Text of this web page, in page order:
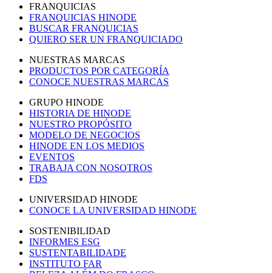
FRANQUICIAS
FRANQUICIAS HINODE
BUSCAR FRANQUICIAS
QUIERO SER UN FRANQUICIADO
NUESTRAS MARCAS
PRODUCTOS POR CATEGORÍA
CONOCE NUESTRAS MARCAS
GRUPO HINODE
HISTORIA DE HINODE
NUESTRO PROPÓSITO
MODELO DE NEGOCIOS
HINODE EN LOS MEDIOS
EVENTOS
TRABAJA CON NOSOTROS
FDS
UNIVERSIDAD HINODE
CONOCE LA UNIVERSIDAD HINODE
SOSTENIBILIDAD
INFORMES ESG
SUSTENTABILIDADE
INSTITUTO FAR